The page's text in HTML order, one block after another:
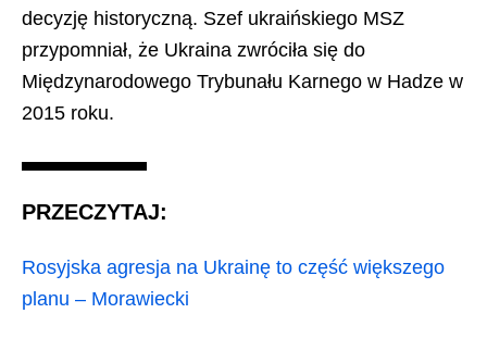
decyzję historyczną. Szef ukraińskiego MSZ
przypomniał, że Ukraina zwróciła się do
Międzynarodowego Trybunału Karnego w Hadze w
2015 roku.
PRZECZYTAJ:
Rosyjska agresja na Ukrainę to część większego
planu – Morawiecki